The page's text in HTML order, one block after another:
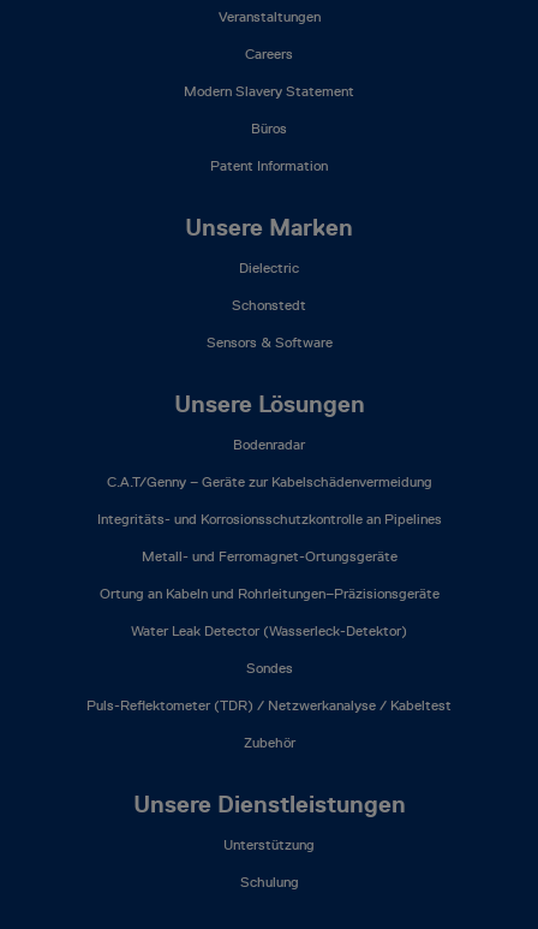
Veranstaltungen
Careers
Modern Slavery Statement
Büros
Patent Information
Unsere Marken
Dielectric
Schonstedt
Sensors & Software
Unsere Lösungen
Bodenradar
C.A.T/Genny – Geräte zur Kabelschädenvermeidung
Integritäts- und Korrosionsschutzkontrolle an Pipelines
Metall- und Ferromagnet-Ortungsgeräte
Ortung an Kabeln und Rohrleitungen–Präzisionsgeräte
Water Leak Detector (Wasserleck-Detektor)
Sondes
Puls-Reflektometer (TDR) / Netzwerkanalyse / Kabeltest
Zubehör
Unsere Dienstleistungen
Unterstützung
Schulung